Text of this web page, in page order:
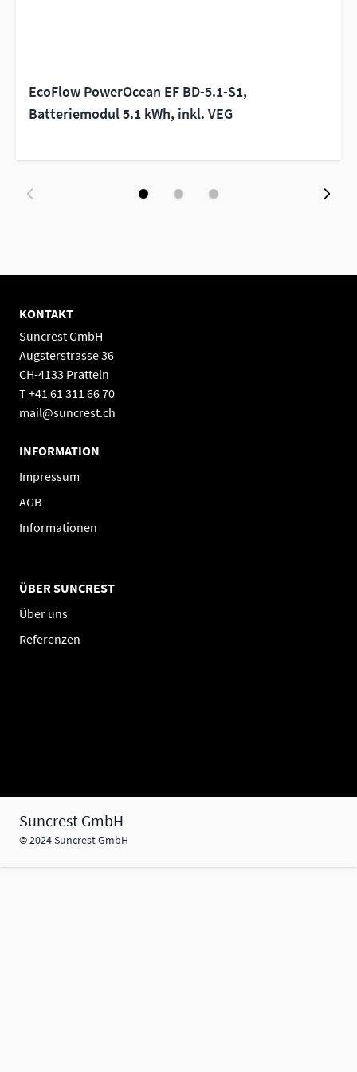
EcoFlow PowerOcean EF BD-5.1-S1,
Batteriemodul 5.1 kWh, inkl. VEG
KONTAKT
Suncrest GmbH
Augsterstrasse 36
CH-4133 Pratteln
T +41 61 311 66 70
mail@suncrest.ch
INFORMATION
Impressum
AGB
Informationen
ÜBER SUNCREST
Über uns
Referenzen
Suncrest GmbH
© 2024 Suncrest GmbH